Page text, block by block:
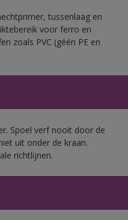
tussenlaag en
voor ferro en
zoals PVC (géén PE en
Spoel verf nooit door de
uit onder de kraan.
richtlijnen.